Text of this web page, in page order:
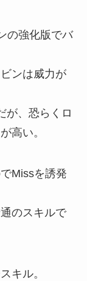
の強化版でバ
ンは威力が
が、恐らくロ
高い。
Missを誘発
のスキルで
キル。